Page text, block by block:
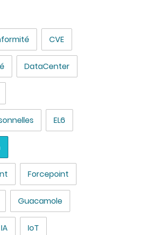
CVE
DataCenter
EL6
Forcepoint
Guacamole
IA IoT